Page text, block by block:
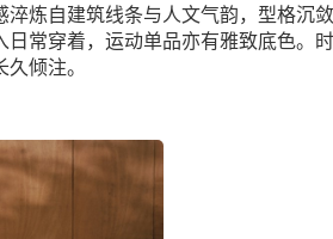
炼自建筑线条与人文气韵，型格沉敛
常穿着，运动单品亦有雅致底色。
倾注。